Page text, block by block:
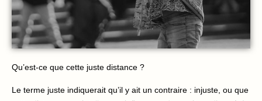
Qu’est-ce que cette juste distance ?
Le terme juste indiquerait qu’il y ait un contraire : injuste, ou que